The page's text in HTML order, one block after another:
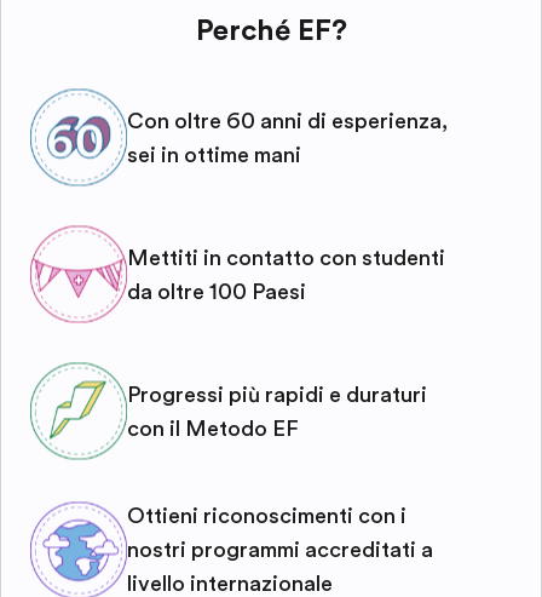
Perché EF?
Con oltre 60 anni di esperienza,
sei in ottime mani
Mettiti in contatto con studenti
da oltre 100 Paesi
Progressi più rapidi e duraturi
con il Metodo EF
Ottieni riconoscimenti con i
nostri programmi accreditati a
livello internazionale